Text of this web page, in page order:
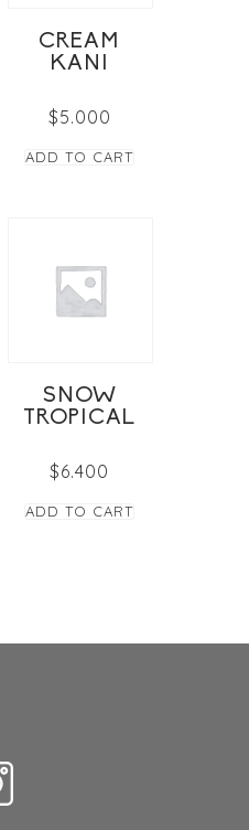
CREAM
KANI
$5.000
ADD TO CART
SNOW
TROPICAL
$6.400
ADD TO CART